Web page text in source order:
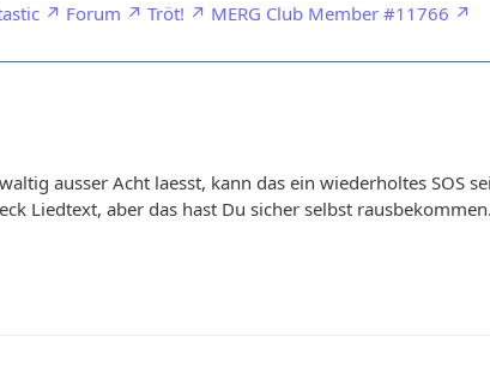
Forum Tröt! MERG Club Member #11766
ausser Acht laesst, kann das ein wiederholtes SOS
Liedtext, aber das hast Du sicher selbst rausbekommen.